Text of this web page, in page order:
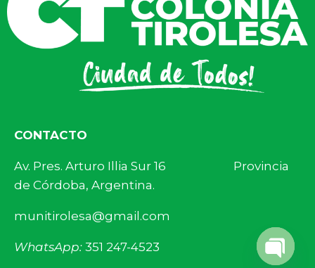
CONTACTO
Av. Pres. Arturo Illia Sur 16 Provincia
de Córdoba, Argentina.
munitirolesa@gmail.com
WhatsApp: 351 247-4523